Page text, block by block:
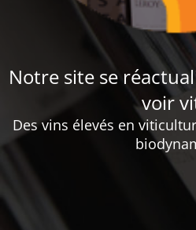
Notre site se
voir
Des vins élevés en